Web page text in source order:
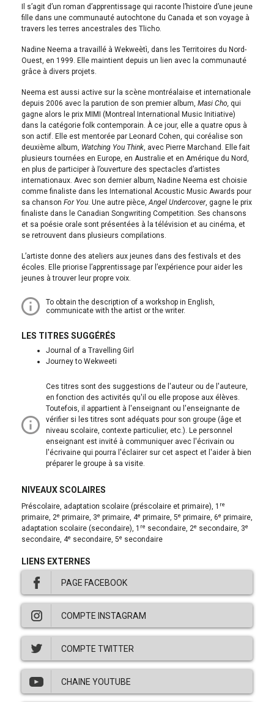
Il s’agit d’un roman d’apprentissage qui raconte l’histoire d’une jeune
fille dans une communauté autochtone du Canada et son voyage à
travers les terres ancestrales des Tlicho.
Nadine Neema a travaillé à Wekweètì, dans les Territoires du Nord-
Ouest, en 1999. Elle maintient depuis un lien avec la communauté
grâce à divers projets.
Neema est aussi active sur la scène montréalaise et internationale
depuis 2006 avec la parution de son premier album, Masi Cho, qui
gagne alors le prix MIMI (Montreal International Music Initiative)
dans la catégorie folk contemporain. À ce jour, elle a quatre opus à
son actif. Elle est mentorée par Leonard Cohen, qui coréalise son
deuxième album, Watching You Think, avec Pierre Marchand. Elle fait
plusieurs tournées en Europe, en Australie et en Amérique du Nord,
en plus de participer à l’ouverture des spectacles d’artistes
internationaux. Avec son dernier album, Nadine Neema est choisie
comme finaliste dans les International Acoustic Music Awards pour
sa chanson For You. Une autre pièce,Angel Undercover, gagne le prix
finaliste dans le Canadian Songwriting Competition. Ses chansons
et sa poésie orale sont présentées à la télévision et au cinéma, et
se retrouvent dans plusieurs compilations.
L’artiste donne des ateliers aux jeunes dans des festivals et des
écoles. Elle priorise l’apprentissage par l’expérience pour aider les
jeunes à trouver leur propre voix.
To obtain the description of a workshop in English,
communicate with the artist or the writer.
LES TITRES SUGGÉRÉS
Journal of a Travelling Girl
Journey to Wekweeti
Ces titres sont des suggestions de l'auteur ou de l'auteure,
en fonction des activités qu'il ou elle propose aux élèves.
Toutefois, il appartient à l'enseignant ou l'enseignante de
vérifier si les titres sont adéquats pour son groupe (âge et
niveau scolaire, contexte particulier, etc.). Le personnel
enseignant est invité à communiquer avec l'écrivain ou
l'écrivaine qui pourra l'éclairer sur cet aspect et l'aider à bien
préparer le groupe à sa visite.
NIVEAUX SCOLAIRES
préscolaire, adaptation scolaire (préscolaire et primaire), 1 re
primaire, 2e primaire, 3e primaire, 4e primaire, 5e primaire, 6e primaire,
adaptation scolaire (secondaire), 1 re secondaire, 2e secondaire, 3e
secondaire, 4e secondaire, 5e secondaire
LIENS EXTERNES
PAGE FACEBOOK
lien
ouvre
une
nouvelle
COMPTE INSTAGRAM
lien
ouvre
une
nouvelle
COMPTE TWITTER
lien
ouvre
CHAINE YOUTUBE